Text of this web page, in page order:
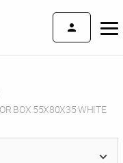
BOX 55X80X35 WHITE